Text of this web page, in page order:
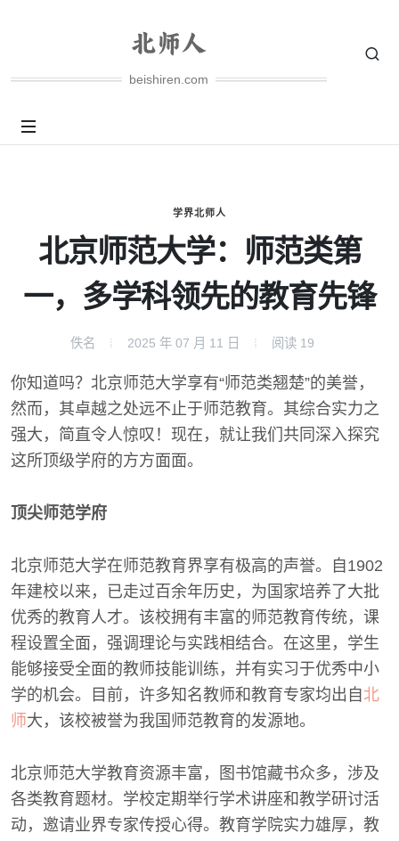
beishiren.com
学界北师人
北京师范大学：师范类第
一，多学科领先的教育先锋
佚名 2025 年 07 月 11 日 阅读 19
你知道吗？北京师范大学享有“师范类翘楚”的美誉，
然而，其卓越之处远不止于师范教育。其综合实力之
强大，简直令人惊叹！现在，就让我们共同深入探究
这所顶级学府的方方面面。
顶尖师范学府
北京师范大学在师范教育界享有极高的声誉。自1902
年建校以来，已走过百余年历史，为国家培养了大批
优秀的教育人才。该校拥有丰富的师范教育传统，课
程设置全面，强调理论与实践相结合。在这里，学生
能够接受全面的教师技能训练，并有实习于优秀中小
学的机会。目前，许多知名教师和教育专家均出自 北
师大，该校被誉为我国师范教育的发源地。
北京师范大学教育资源丰富，图书馆藏书众多，涉及
各类教育题材。学校定期举行学术讲座和教学研讨活
动，邀请业界专家传授心得。教育学院实力雄厚，教